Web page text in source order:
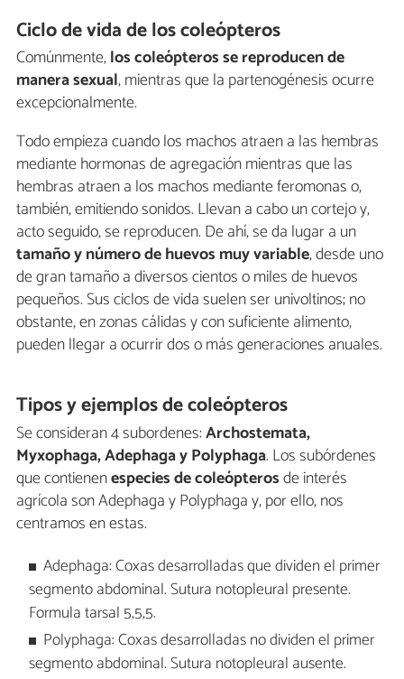
Ciclo de vida de los coleópteros
Comúnmente,los coleópteros se reproducen de
manera sexual, mientras que la partenogénesis ocurre
excepcionalmente.
Todo empieza cuando los machos atraen a las hembras
mediante hormonas de agregación mientras que las
hembras atraen a los machos mediante feromonaso,
también, emitiendo sonidos. Llevan a cabo un cortejo y,
acto seguido, se reproducen. De ahí, se da lugar a un
tamaño y número de huevos muy variable, desde uno
de gran tamaño a diversos cientos o miles de huevos
pequeños. Sus ciclos de vida suelen ser univoltinos; no
obstante, en zonas cálidas y con suficiente alimento,
pueden llegar a ocurrir dos o más generaciones anuales.
Tipos y ejemplos de coleópteros
Se consideran 4 subordenes:Archostemata,
Myxophaga, Adephaga y Polyphaga. Los subórdenes
que contienenespecies de coleópterosde interés
agrícola son Adephaga y Polyphaga y, por ello, nos
centramos en estas.
Adephaga: Coxas desarrolladas que dividen el primer
segmento abdominal. Sutura notopleural presente.
Formula tarsal 5,5,5.
Polyphaga: Coxas desarrolladas no dividen el primer
segmento abdominal. Sutura notopleural ausente.